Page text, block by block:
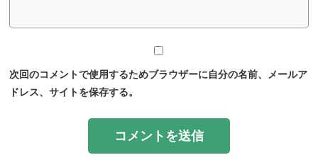
次回のコメントで使用するためブラウザーに自分の名前、メールア
ドレス、サイトを保存する。